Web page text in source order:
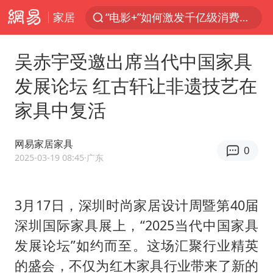
家居
“电影+”如何激发千亿级消费新活力？
实时追踪台风白海豚
用AI造出新病毒意味着什么
美股创4月份以来最大单周涨幅
俄黑客称掌握北约直接参与袭俄证据
王虹邓煜的同学获统计学界诺贝尔奖
“东北超”哈尔滨主场收官战小贴士
微信新功能：你可以“撤回”你的撤回
吴赤宇受邀出席当代中国家具
发展论坛 红古轩让非遗技艺在
家具中复活
网易家居家具
2025-03-19 08:45·广东
0
3月17日，深圳时尚家居设计周暨第40届
深圳国际家具展上，“2025当代中国家具
发展论坛”如约而至。这场汇聚行业精英
的盛会，不仅为红木家具行业带来了新的